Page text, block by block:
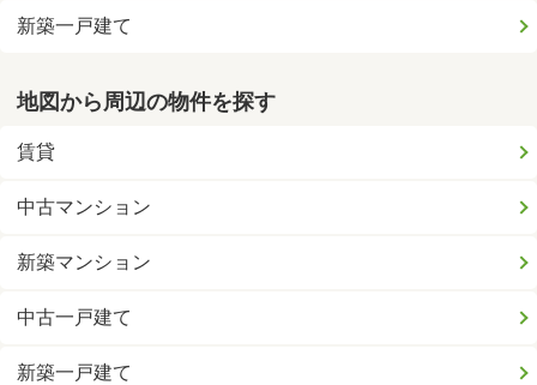
新築一戸建て
地図から周辺の物件を探す
賃貸
中古マンション
新築マンション
中古一戸建て
新築一戸建て